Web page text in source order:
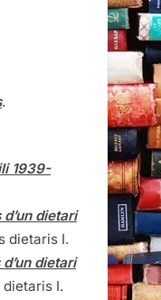
.
1939-
dietari
dietaris I.
dietari
I.